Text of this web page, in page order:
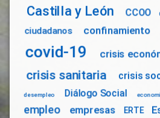
Castilla y León CCOO
ciudadanos confinamiento
covid-19 crisis
crisis sanitaria crisis
desempleo Diálogo Social
empleo empresas ERTE